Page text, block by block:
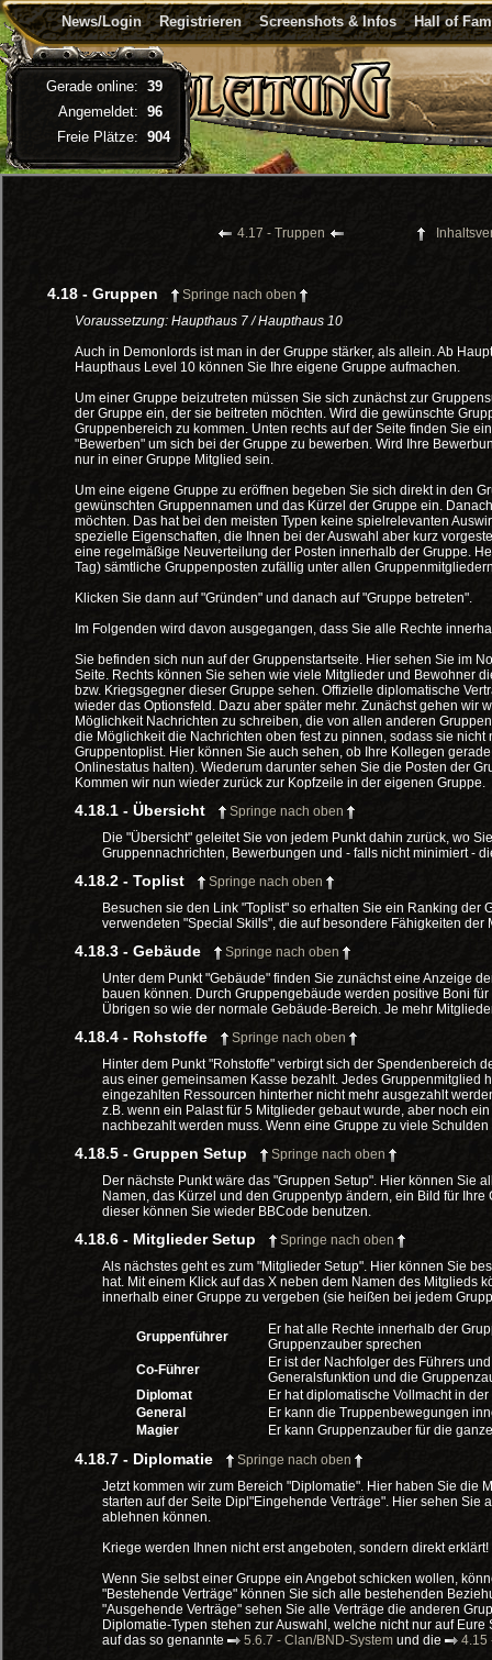
News/Login Registrieren Screenshots & Infos Hall of
4.17 - Truppen
4.18 - Gruppen
Springe nach oben
Voraussetzung: Haupthaus 7 / Haupthaus 10
Auch in Demonlords ist man in der Gruppe stärker, als allein. Ab
Haupthaus Level 10 können Sie Ihre eigene Gruppe aufmachen.
Um einer Gruppe beizutreten müssen Sie sich zunächst zur
der Gruppe ein, der sie beitreten möchten. Wird die gewünschte
Gruppenbereich zu kommen. Unten rechts auf der Seite finden Sie
"Bewerben" um sich bei der Gruppe zu bewerben. Wird Ihre
nur in einer Gruppe Mitglied sein.
Um eine eigene Gruppe zu eröffnen begeben Sie sich direkt in den
gewünschten Gruppennamen und das Kürzel der Gruppe ein.
möchten. Das hat bei den meisten Typen keine spielrelevanten
spezielle Eigenschaften, die Ihnen bei der Auswahl aber kurz
eine regelmäßige Neuverteilung der Posten innerhalb der Gruppe.
Tag) sämtliche Gruppenposten zufällig unter allen
Klicken Sie dann auf "Gründen" und danach auf "Gruppe betreten".
Im Folgenden wird davon ausgegangen, dass Sie alle Rechte
Sie befinden sich nun auf der Gruppenstartseite. Hier sehen Sie im
Seite. Rechts können Sie sehen wie viele Mitglieder und Bewohner
bzw. Kriegsgegner dieser Gruppe sehen. Offizielle diplomatische
wieder das Optionsfeld. Dazu aber später mehr. Zunächst gehen wir
Möglichkeit Nachrichten zu schreiben, die von allen anderen
die Möglichkeit die Nachrichten oben fest zu pinnen, sodass sie
Gruppentoplist. Hier können Sie auch sehen, ob Ihre Kollegen
Onlinestatus halten). Wiederum darunter sehen Sie die Posten der
Kommen wir nun wieder zurück zur Kopfzeile in der eigenen Gruppe.
4.18.1 - Übersicht
Springe nach oben
Die "Übersicht" geleitet Sie von jedem Punkt dahin zurück, wo
Gruppennachrichten, Bewerbungen und - falls nicht minimiert -
4.18.2 - Toplist
Springe nach oben
Besuchen sie den Link "Toplist" so erhalten Sie ein Ranking
verwendeten "Special Skills", die auf besondere Fähigkeiten der
4.18.3 - Gebäude
Springe nach oben
Unter dem Punkt "Gebäude" finden Sie zunächst eine Anzeige
bauen können. Durch Gruppengebäude werden positive Boni
Übrigen so wie der normale Gebäude-Bereich. Je mehr
4.18.4 - Rohstoffe
Springe nach oben
Hinter dem Punkt "Rohstoffe" verbirgt sich der Spendenbereich
aus einer gemeinsamen Kasse bezahlt. Jedes
eingezahlten Ressourcen hinterher nicht mehr ausgezahlt
z.B. wenn ein Palast für 5 Mitglieder gebaut wurde, aber noch
nachbezahlt werden muss. Wenn eine Gruppe zu viele
4.18.5 - Gruppen Setup
Springe nach oben
Der nächste Punkt wäre das "Gruppen Setup". Hier können Sie
Namen, das Kürzel und den Gruppentyp ändern, ein Bild für
dieser können Sie wieder BBCode benutzen.
4.18.6 - Mitglieder Setup
Springe nach oben
Als nächstes geht es zum "Mitglieder Setup". Hier können Sie
hat. Mit einem Klick auf das X neben dem Namen des
innerhalb einer Gruppe zu vergeben (sie heißen bei jedem
Gruppenführer
Er hat alle Rechte innerhalb der
Gruppenzauber sprechen
Co-Führer
Er ist der Nachfolger des Führers
Generalsfunktion und die
Diplomat
Er hat diplomatische Vollmacht in
General
Er kann die Truppenbewegungen
Magier
Er kann Gruppenzauber für die
4.18.7 - Diplomatie
Springe nach oben
Jetzt kommen wir zum Bereich "Diplomatie". Hier haben Sie die
starten auf der Seite Dipl"Eingehende Verträge". Hier sehen
ablehnen können.
Kriege werden Ihnen nicht erst angeboten, sondern direkt erklärt!
Wenn Sie selbst einer Gruppe ein Angebot schicken wollen,
"Bestehende Verträge" können Sie sich alle bestehenden
"Ausgehende Verträge" sehen Sie alle Verträge die anderen
Diplomatie-Typen stehen zur Auswahl, welche nicht nur auf
auf das so genannte
5.6.7 - Clan/BND-System und die
4.15
Gerade online: 39
Angemeldet: 96
Freie Plätze: 904